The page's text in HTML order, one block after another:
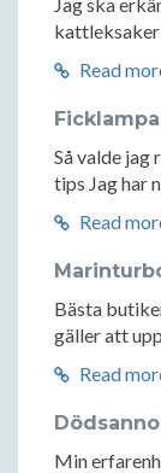
kattleksaker
Read
Ficklampa
Så valde jag
tips Jag har
Read
Bästa
gäller att
Read
Min